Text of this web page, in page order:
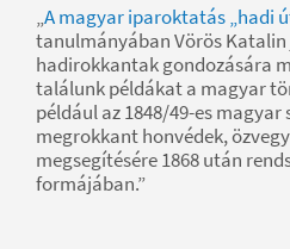
„A magyar iparoktatás „hadi
tanulmányában Vörös Katalin
hadirokkantak gondozására
találunk példákat a magyar
például az 1848/49-es
megrokkant honvédek,
megsegítésére 1868 után
formájában.”